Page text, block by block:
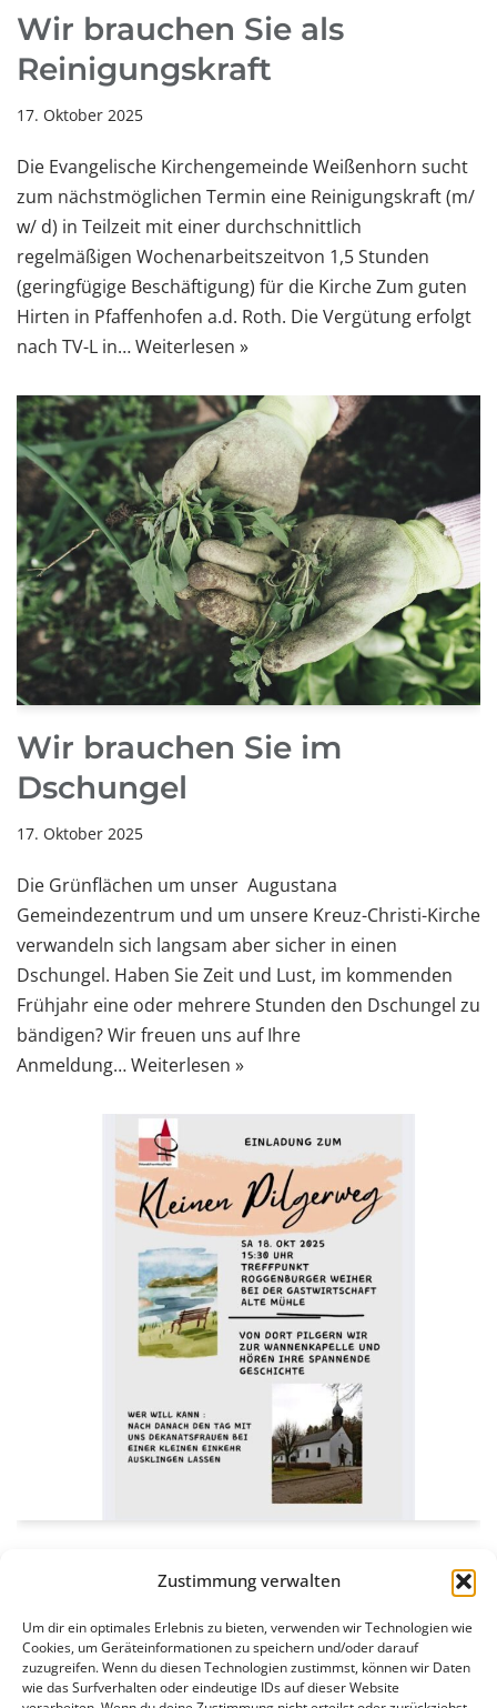
Zustimmung verwalten
Um dir ein optimales Erlebnis zu bieten, verwenden wir Technologien wie
Cookies, um Geräteinformationen zu speichern und/oder darauf
zuzugreifen. Wenn du diesen Technologien zustimmst, können wir Daten
wie das Surfverhalten oder eindeutige IDs auf dieser Website
Wir brauchen Sie als
Reinigungskraft
17. Oktober 2025
Die Evangelische Kirchengemeinde Weißenhorn sucht
zum nächstmöglichen Termin eine Reinigungskraft (m/
w/ d) in Teilzeit mit einer durchschnittlich
regelmäßigen Wochenarbeitszeitvon 1,5 Stunden
(geringfügige Beschäftigung) für die Kirche Zum guten
Hirten in Pfaffenhofen a.d. Roth. Die Vergütung erfolgt
nach TV-L in…Weiterlesen »
Wir brauchen Sie im
Dschungel
17. Oktober 2025
Die Grünflächen um unser Augustana
Gemeindezentrum und um unsere Kreuz-Christi-Kirche
verwandeln sich langsam aber sicher in einen
Dschungel. Haben Sie Zeit und Lust, im kommenden
Frühjahr eine oder mehrere Stunden den Dschungel zu
bändigen? Wir freuen uns auf Ihre
Anmeldung…Weiterlesen »
Wir laden herzlich zum Pilgern ein: Treffpunkt ist am
Sa., 18. Oktober 2025 um 15:30 Uhr am Roggenburger